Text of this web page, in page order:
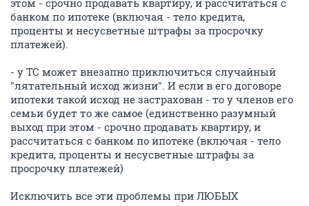
этом - срочно продавать квартиру, и рассчитаться с
банком по ипотеке (включая - тело кредита,
проценты и несусветные штрафы за просрочку
платежей).
- у ТС может внезапно приключиться случайный
"лятательный исход жизни". И если в его договоре
ипотеки такой исход не застрахован - то у членов его
семьи будет то же самое (единственно разумный
выход при этом - срочно продавать квартиру, и
рассчитаться с банком по ипотеке (включая - тело
кредита, проценты и несусветные штрафы за
просрочку платежей)
Исключить все эти проблемы при ЛЮБЫХ